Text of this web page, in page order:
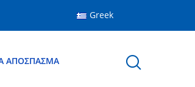
Greek
ΑΠΌΣΠΑΣΜΑ